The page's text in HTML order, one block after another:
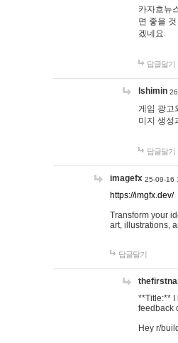
카자흐뉴
면 좋을
겠네요.
답글달기
lshimin
게임 광고
미지 생성
답글달기
imagefx 25-09-16
https://imgfx.dev/
Transform your
art, illustrations,
답글달기
**Title:** I
feedback
Hey r/